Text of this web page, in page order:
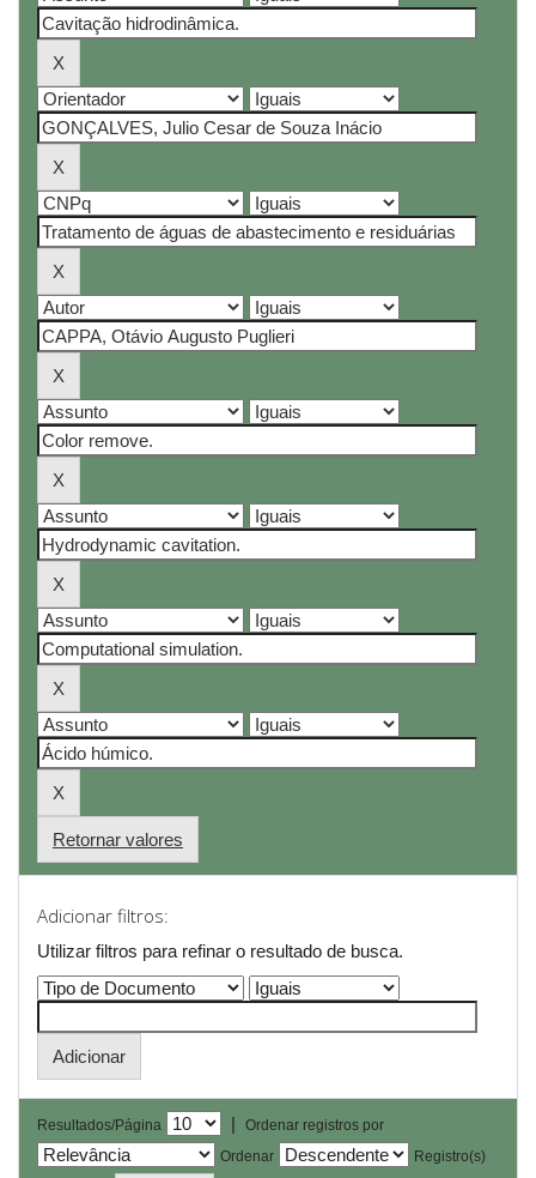
Retornar valores
Adicionar filtros:
Utilizar filtros para refinar o resultado de busca.
Resultados/Página |
Ordenar registros por
Ordenar
Registro(s)